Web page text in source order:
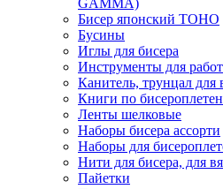
GAMMA)
Бисер японский TOHO
Бусины
Иглы для бисера
Инструменты для
Канитель, трунцал
Книги по
Ленты шелковые
Наборы бисера ассорти
Наборы для
Нити для бисера, для
Пайетки